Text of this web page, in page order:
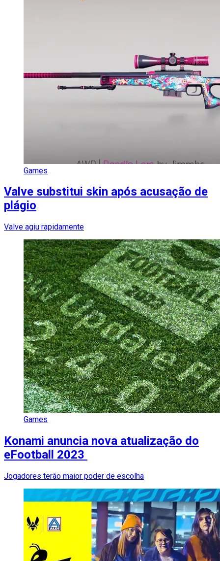
Games
Valve substitui skin após acusação de
plágio
Valve agiu rapidamente
Games
Konami anuncia nova atualização do
eFootball 2023
Jogadores terão maior poder de escolha